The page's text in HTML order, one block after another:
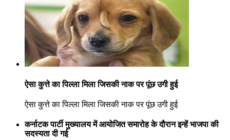
ऐसा कुत्ते का पिल्ला मिला जिसकी नाक पर पूंछ उगी हुई
ऐसा कुत्ते का पिल्ला मिला जिसकी नाक पर पूंछ उगी हुई
कर्नाटक पार्टी मुख्यालय में आयोजित समारोह के दौरान इन्हें भाजपा की
सदस्यता दी गई